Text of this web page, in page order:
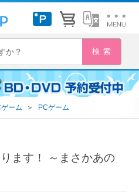
ゲーム ＞ PCゲーム
ます！ ～まさかあの